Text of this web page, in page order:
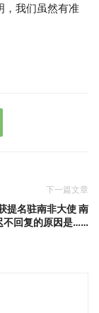
，我们虽然有准
下一篇文章
提名驻南非大使 南
不回复的原因是……